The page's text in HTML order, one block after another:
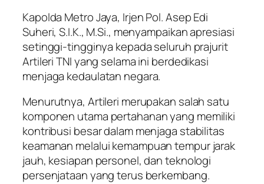
Kapolda Metro Jaya, Irjen Pol. Asep Edi
Suheri, S.I.K., M.Si., menyampaikan apresiasi
setinggi-tingginya kepada seluruh prajurit
Artileri TNI yang selama ini berdedikasi
menjaga kedaulatan negara.
Menurutnya, Artileri merupakan salah satu
komponen utama pertahanan yang memiliki
kontribusi besar dalam menjaga stabilitas
keamanan melalui kemampuan tempur jarak
jauh, kesiapan personel, dan teknologi
persenjataan yang terus berkembang.